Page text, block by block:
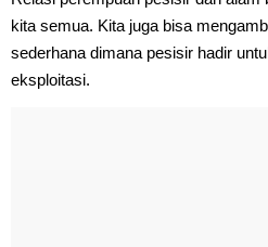
kita semua. Kita juga bisa
sederhana dimana pesisir hadir
eksploitasi.